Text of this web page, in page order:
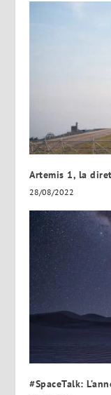
Artemis 1, la
28/08/2022
#SpaceTalk: